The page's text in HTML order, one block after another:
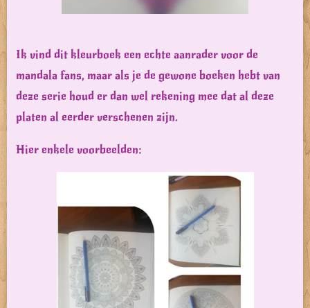
Ik vind dit kleurboek een echte aanrader voor de
mandala fans, maar als je de gewone boeken hebt van
deze serie houd er dan wel rekening mee dat al deze
platen al eerder verschenen zijn.
Hier enkele voorbeelden: